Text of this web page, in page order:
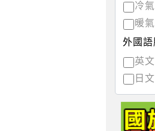
冷
暖
外國
英
日